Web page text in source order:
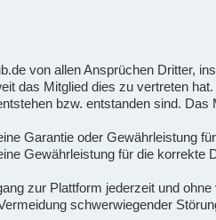
von allen Ansprüchen Dritter,
das Mitglied dies zu vertreten
bzw. entstanden sind.
Garantie oder Gewährleistung
Gewährleistung für die korrekte
zur Plattform jederzeit und
schwerwiegender